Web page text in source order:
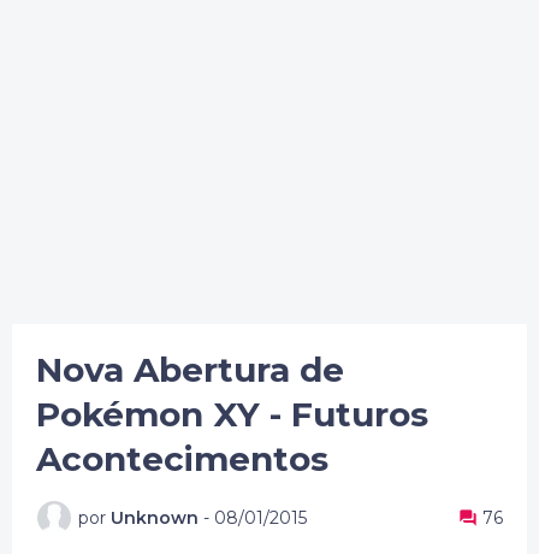
Nova Abertura de
Pokémon XY - Futuros
Acontecimentos
por Unknown - 08/01/2015 76